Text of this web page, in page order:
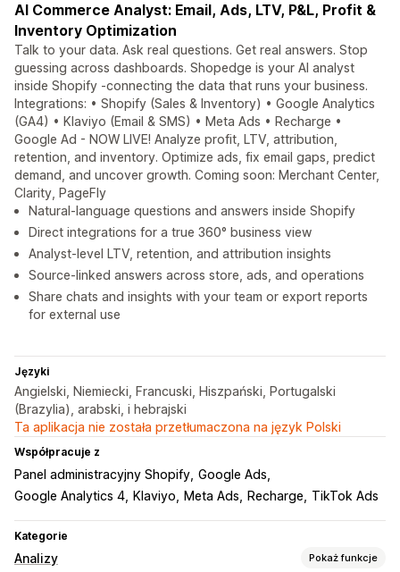
AI Commerce Analyst: Email, Ads, LTV, P&L, Profit &
Inventory Optimization
Talk to your data. Ask real questions. Get real answers. Stop
guessing across dashboards. Shopedge is your AI analyst
inside Shopify -connecting the data that runs your business.
Integrations: • Shopify (Sales & Inventory) • Google Analytics
(GA4) • Klaviyo (Email & SMS) • Meta Ads • Recharge •
Google Ad - NOW LIVE! Analyze profit, LTV, attribution,
retention, and inventory. Optimize ads, fix email gaps, predict
demand, and uncover growth. Coming soon: Merchant Center,
Clarity, PageFly
Natural-language questions and answers inside Shopify
Direct integrations for a true 360° business view
Analyst-level LTV, retention, and attribution insights
Source-linked answers across store, ads, and operations
Share chats and insights with your team or export reports
for external use
Języki
Angielski, Niemiecki, Francuski, Hiszpański, Portugalski
(Brazylia), arabski, i hebrajski
Ta aplikacja nie została przetłumaczona na język Polski
Współpracuje z
Panel administracyjny Shopify Google Ads
Google Analytics 4
Klaviyo Meta Ads Recharge TikTok Ads
Kategorie
Analizy Pokaż funkcje